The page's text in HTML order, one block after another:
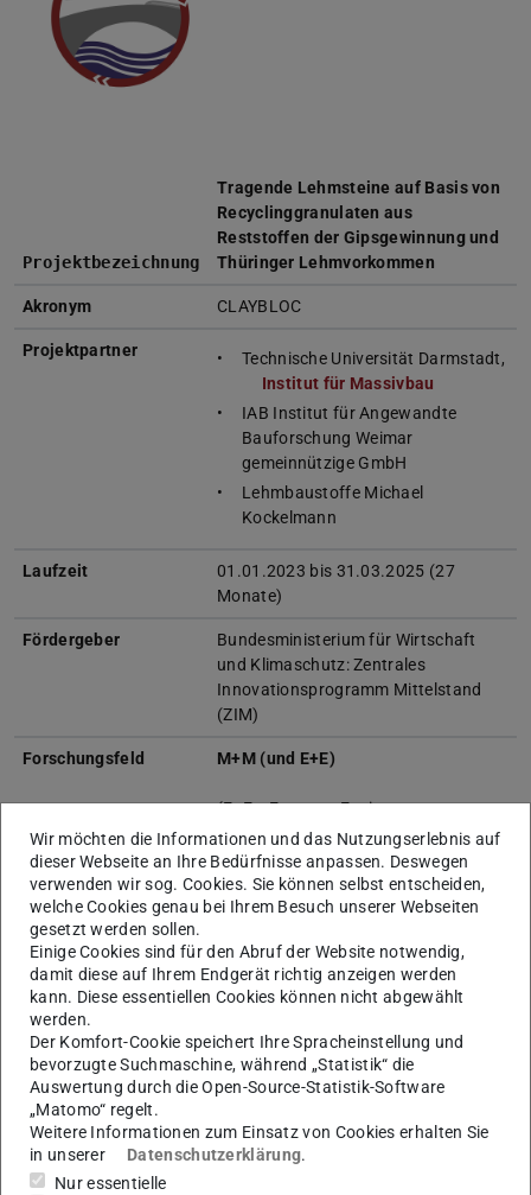
Projektbezeichnung
Tragende Lehmsteine auf Basis von
Recyclinggranulaten aus
Reststoffen der Gipsgewinnung und
Thüringer Lehmvorkommen
Akronym CLAYBLOC
Projektpartner
Technische Universität Darmstadt,
Institut für Massivbau
IAB Institut für Angewandte
Bauforschung Weimar
gemeinnützige GmbH
Lehmbaustoffe Michael
Kockelmann
Laufzeit
01.01.2023 bis 31.03.2025 (27
Monate)
Fördergeber
Bundesministerium für Wirtschaft
und Klimaschutz: Zentrales
Innovationsprogramm Mittelstand
(ZIM)
Forschungsfeld M+M (und E+E)
(E+E > Energy + Environment,
I+I > Information + Intelligence
M+M > Matter + Materials)
Projektinhalt
Das Ziel des Projektes besteht in der
und Lehmsteinwände auf Basis von
Recyclinggranulaten aus Reststoffen
der Gipsgewinnung und Thüringer
Kombination des traditionellen
Baustoffes Lehm mit
Leichtgranulaten lassen sich
tragende Mauersteine analog zu
Leichtbeton herstellen. Die
Wir möchten die Informationen und das Nutzungserlebnis auf
dieser Webseite an Ihre Bedürfnisse anpassen. Deswegen
verwenden wir sog. Cookies. Sie können selbst entscheiden,
welche Cookies genau bei Ihrem Besuch unserer Webseiten
gesetzt werden sollen.
Einige Cookies sind für den Abruf der Website notwendig,
damit diese auf Ihrem Endgerät richtig anzeigen werden
kann. Diese essentiellen Cookies können nicht abgewählt
werden.
Der Komfort-Cookie speichert Ihre Spracheinstellung und
bevorzugte Suchmaschine, während „Statistik“ die
Auswertung durch die Open-Source-Statistik-Software
„Matomo“ regelt.
Weitere Informationen zum Einsatz von Cookies erhalten Sie
in unserer
Datenschutzerklärung.
Nur essentielle